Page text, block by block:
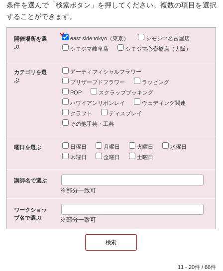
条件を選んで「検索ボタン」を押してください。複数の項目を選択
することができます。
開催場所を選
ぶ
east side tokyo（東京）
シモジマ名古屋店
シモジマ岐阜店
シモジマ心斎橋店（大阪）
カテゴリを選
ぶ
アーティフィシャルフラワー
プリザーブドフラワー
ラッピング
POP
スクラップブッキング
ハワイアンリボンレイ
ウェディング関連
クラフト
ディスプレイ
その他手芸・工芸
曜日を選ぶ 日曜日 月曜日 火曜日
水曜日
木曜日
金曜日 土曜日
講師名で選ぶ
※部分一致可
ワークショッ
プ名で選ぶ
※部分一致可
11 -20件 /66件